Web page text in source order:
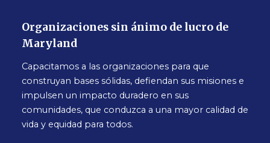
Organizaciones sin ánimo de lucro de
Maryland
Capacitamos a las organizaciones para que
construyan bases sólidas, defiendan sus misiones e
impulsen un impacto duradero en sus
comunidades, que conduzca a una mayor calidad de
vida y equidad para todos.